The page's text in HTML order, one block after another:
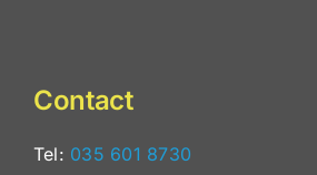
Contact
Tel: 035 601 8730